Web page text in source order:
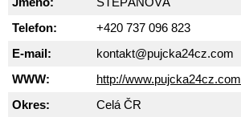
Telefon:
+420 737 096 823
E-mail:
kontakt@pujcka24cz.com
WWW:
http://www.pujcka24cz.com
Okres:
Celá ČR